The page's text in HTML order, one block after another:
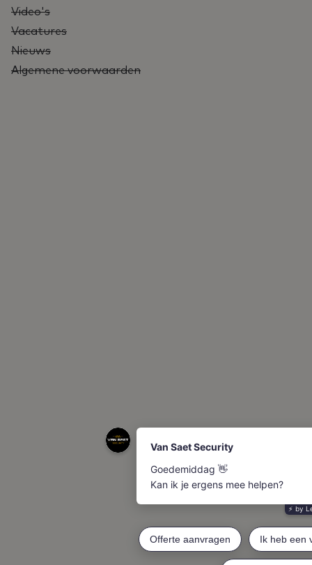
Video's
Vacatures
Nieuws
Algemene voorwaarden